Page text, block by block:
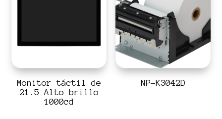
Monitor táctil de
21.5 Alto brillo
1000cd
NP-K3042D